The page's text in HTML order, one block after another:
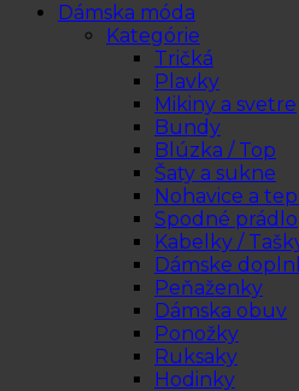
Dámska móda
Kategórie
Tričká
Plavky
Mikiny a svetre
Bundy
Blúzka / Top
Šaty a sukne
Nohavice a
Spodné prádlo
Kabelky /
Dámske
Peňaženky
Dámska obuv
Ponožky
Ruksaky
Hodinky